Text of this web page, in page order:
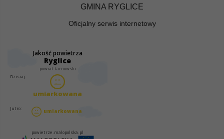
GMINA RYGLICE
Oficjalny serwis internetowy